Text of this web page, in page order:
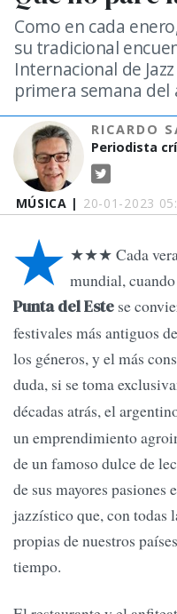
MÚSICA | 20-01-2023
Como en cada
su tradicional
Internacional de
primera semana del
RICARDO
Periodista
★ ★★★ Cada
mundial,
Punta del Este se
festivales más antiguos
los géneros, y el más
duda, si se toma
décadas atrás, el
un emprendimiento
de un famoso dulce de
de sus mayores pasiones
jazzístico que, con todas
propias de nuestros
tiempo.